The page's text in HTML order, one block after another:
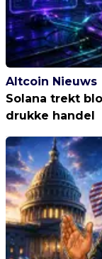
Altcoin Nieuws
Solana trekt
drukke handel